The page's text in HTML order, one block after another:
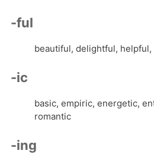
-ful
beautiful, delightful,
-ic
basic, empiric, energetic,
romantic
-ing